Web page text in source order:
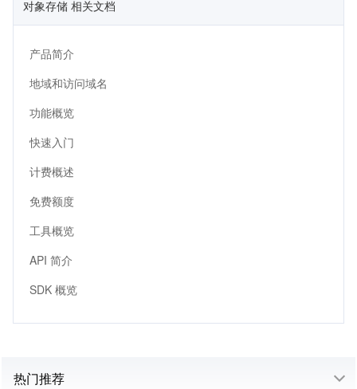
对象存储 相关文档
产品简介
地域和访问域名
功能概览
快速入门
计费概述
免费额度
工具概览
API 简介
SDK 概览
热门推荐